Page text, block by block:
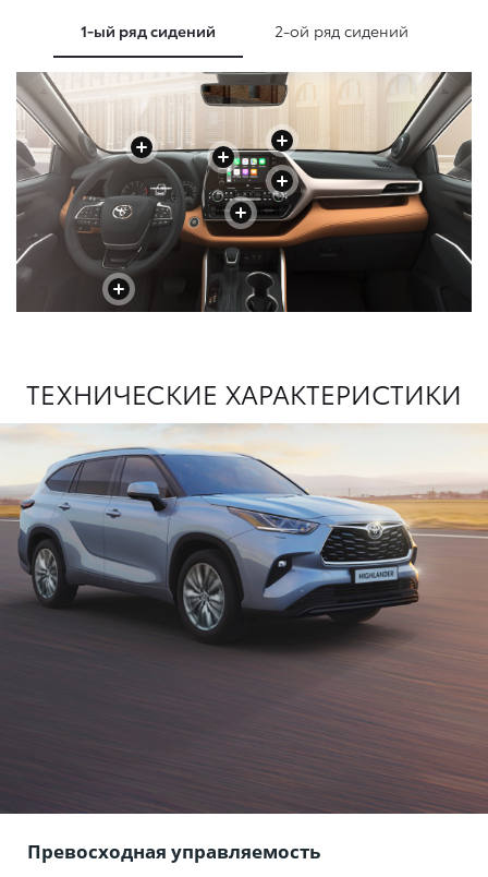
1-ый ряд сидений 2-ой ряд сидений
+
+
+
+
+
+
+
+
+
ТЕХНИЧЕСКИЕ ХАРАКТЕРИСТИКИ
Превосходная управляемость